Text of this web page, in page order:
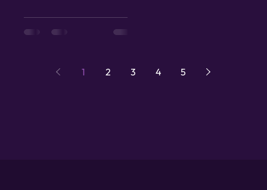
1 2 3 4 5